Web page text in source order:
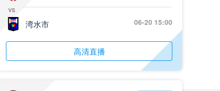
vs
湾水市 06-20 15:00
高清直播